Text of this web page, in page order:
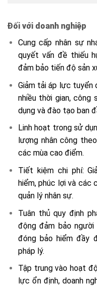
Đối với doanh nghiệp
Cung cấp nhân sự
quyết vấn đề thiếu
đảm bảo tiến độ sản
Giảm tải áp lực tuyển
nhiều thời gian,
dụng và đào tạo ban
Linh hoạt trong sử
lượng nhân công
các mùa cao điểm.
Tiết kiệm chi phí:
hiểm, phúc lợi và các
quản lý nhân sự.
Tuân thủ quy định
động đảm bảo
đóng bảo hiểm đầy
pháp lý.
Tập trung vào hoạt
lực ổn định, doanh